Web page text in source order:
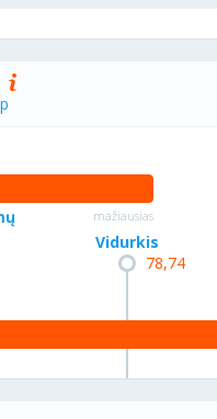
mažiausias
78,74
Vidurkis